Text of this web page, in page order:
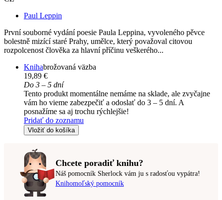
Paul Leppin
První souborné vydání poesie Paula Leppina, vyvoleného pěvce
bolestně mizící staré Prahy, umělce, který považoval citovou
rozpolcenost člověka za hlavní příčinu veškerého...
Knihabrožovaná väzba
19,89 €
Do 3 – 5 dní
Tento produkt momentálne nemáme na sklade, ale zvyčajne
vám ho vieme zabezpečiť a odoslať do 3 – 5 dní. A
posnažíme sa aj trochu rýchlejšie!
Pridať do zoznamu
Vložiť do košíka
Chcete poradiť knihu?
Náš pomocník Sherlock vám ju s radosťou vypátra!
Knihomoľský pomocník